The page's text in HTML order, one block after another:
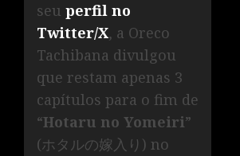
seu perfil no
Twitter/X, a Oreco
Tachibana divulgou
que restam apenas 3
capítulos para o fim de
“Hotaru no Yomeiri”
(ホタルの嫁入り) no